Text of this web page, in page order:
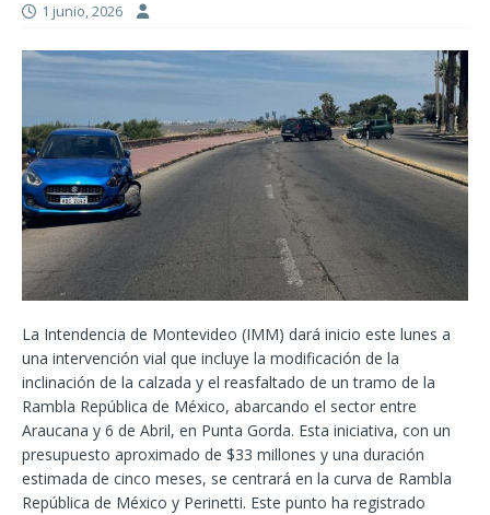
1 junio, 2026
La Intendencia de Montevideo (IMM) dará inicio este lunes a
una intervención vial que incluye la modificación de la
inclinación de la calzada y el reasfaltado de un tramo de la
Rambla República de México, abarcando el sector entre
Araucana y 6 de Abril, en Punta Gorda. Esta iniciativa, con un
presupuesto aproximado de $33 millones y una duración
estimada de cinco meses, se centrará en la curva de Rambla
República de México y Perinetti. Este punto ha registrado